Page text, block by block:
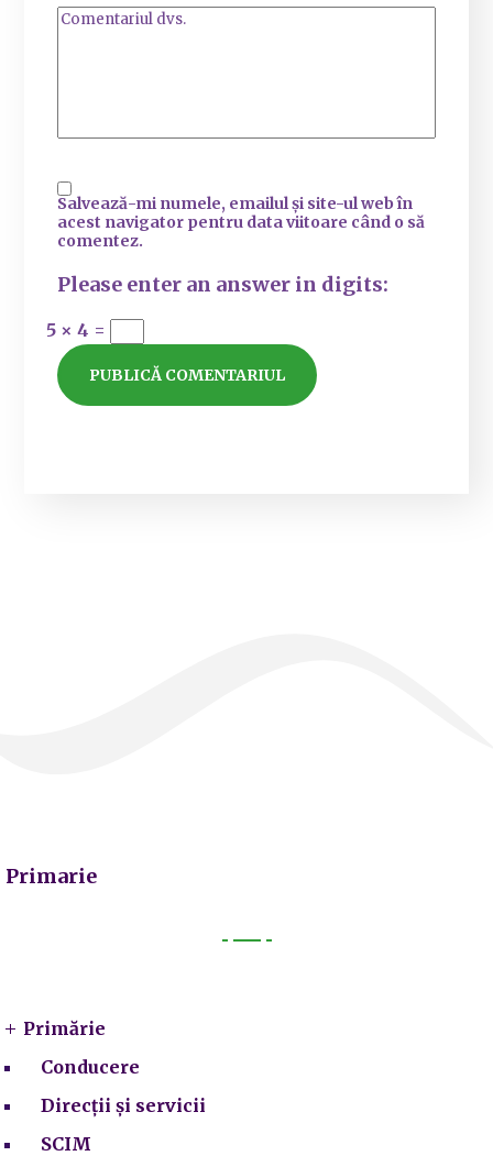
Salvează-mi numele, emailul și site-ul web în
acest navigator pentru data viitoare când o să
comentez.
Please enter an answer in digits:
5 × 4 =
Primarie
Primărie
Conducere
Direcții și servicii
SCIM